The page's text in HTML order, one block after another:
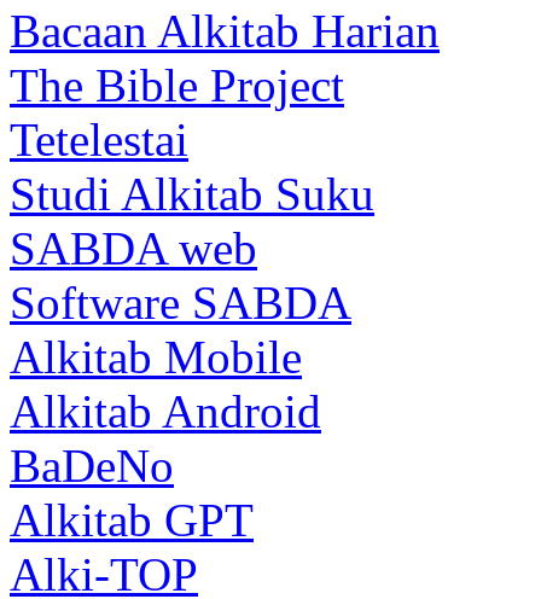
Bacaan Alkitab Harian
The Bible Project
Tetelestai
Studi Alkitab Suku
SABDA web
Software SABDA
Alkitab Mobile
Alkitab Android
BaDeNo
Alkitab GPT
Alki-TOP